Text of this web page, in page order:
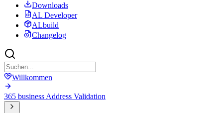
Downloads
AL Developer
ALbuild
Changelog
Willkommen
365 business Address Validation